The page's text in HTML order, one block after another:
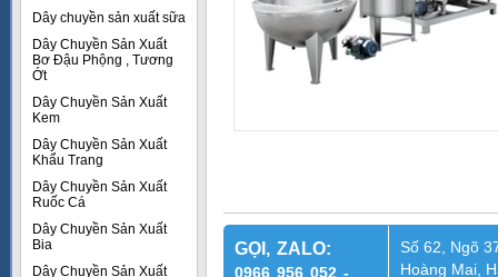
Dây chuyền sản xuất sữa
Dây Chuyền Sản Xuất
Bơ Đậu Phộng , Tương
Ớt
Dây Chuyền Sản Xuất
Kem
Dây Chuyền Sản Xuất
Khẩu Trang
Dây Chuyền Sản Xuất
Ruốc Cá
Dây Chuyền Sản Xuất
Bia
Dây Chuyền Sản Xuất
GỌI, ZALO:
0966 956 052 -
Số 62, Ngõ
Hoàng Mai,